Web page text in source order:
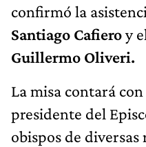
confirmó la
Santiago Cafieroy
Guillermo Oliveri.
La misa contará
presidente del
obispos de diversas